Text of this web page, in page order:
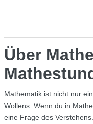
Über
Mathematik ist nicht nur
Wollens. Wenn du in
eine Frage des